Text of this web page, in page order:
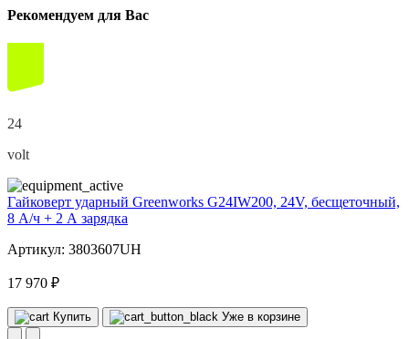
Рекомендуем для Вас
24
volt
Гайковерт ударный Greenworks G24IW200, 24V, бесщеточный,
8 А/ч + 2 А зарядка
Артикул: 3803607UH
17 970 ₽
Купить Уже в корзине